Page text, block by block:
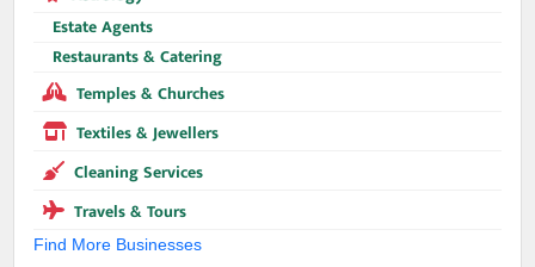
Estate Agents
Restaurants & Catering
Temples & Churches
Textiles & Jewellers
Cleaning Services
Travels & Tours
Find More Businesses